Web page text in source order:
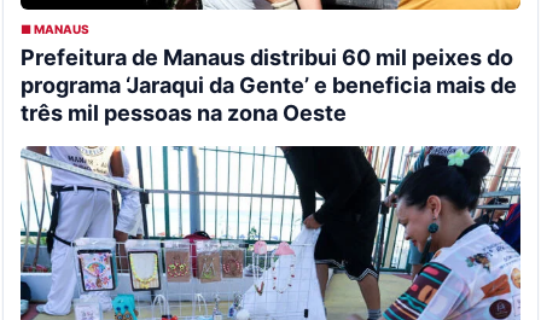
■ MANAUS
Prefeitura de Manaus distribui 60 mil peixes do
programa ‘Jaraqui da Gente’ e beneficia mais de
três mil pessoas na zona Oeste